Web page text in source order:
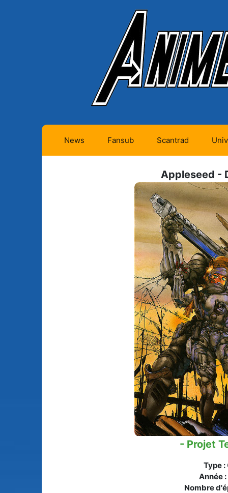
News Fansub
Animes en cours (1)
Animes terminés
Animes licenciés
Animes abandonnés
Tous les animes (604)
Scantrad
Mangas en cours
(Privés) (4)
Mangas en cours
(Publics) (11)
Mangas terminés
(Privés) (132)
Mangas terminés
(Publics) (88)
Mangas en pause
Mangas licenciés
Mangas
(0)
Tous les mangas
(273)
Appleseed -
- Projet
Type :
Année :
Nombre